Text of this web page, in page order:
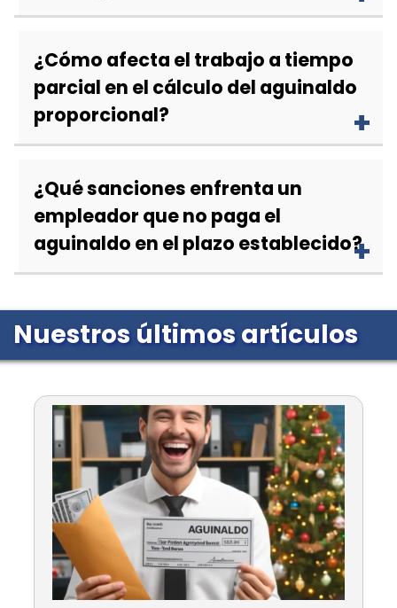
¿Cómo afecta el trabajo a tiempo
parcial en el cálculo del aguinaldo
proporcional?
¿Qué sanciones enfrenta un
empleador que no paga el
aguinaldo en el plazo establecido?
Nuestros últimos artículos